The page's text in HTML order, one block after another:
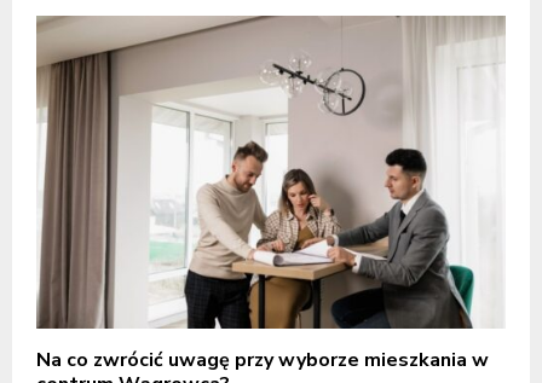
Na co zwrócić uwagę przy wyborze mieszkania w